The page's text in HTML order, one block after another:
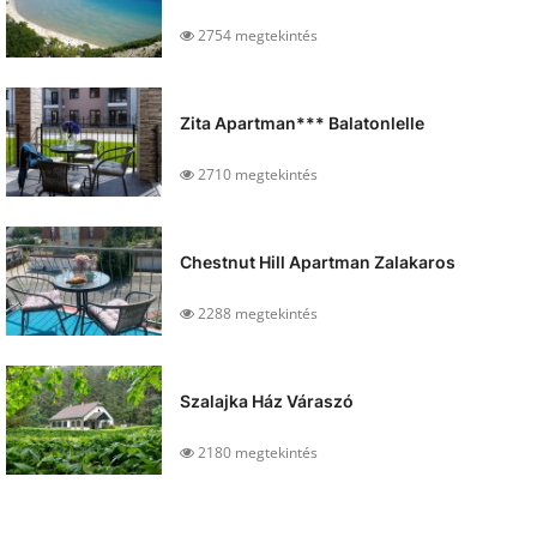
2754 megtekintés
Zita Apartman*** Balatonlelle
2710 megtekintés
Chestnut Hill Apartman Zalakaros
2288 megtekintés
Szalajka Ház Váraszó
2180 megtekintés